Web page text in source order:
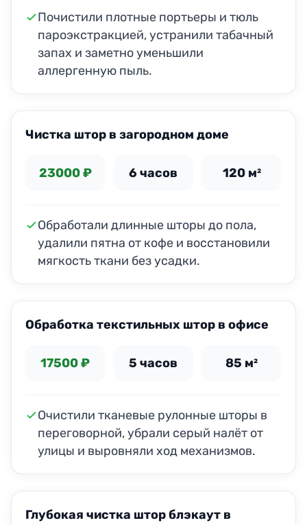
Почистили плотные портьеры и тюль
пароэкстракцией, устранили табачный
запах и заметно уменьшили
аллергенную пыль.
Чистка штор в загородном доме
23000 ₽ 6 часов 120 м²
Обработали длинные шторы до пола,
удалили пятна от кофе и восстановили
мягкость ткани без усадки.
Обработка текстильных штор в офисе
17500 ₽ 5 часов 85 м²
Очистили тканевые рулонные шторы в
переговорной, убрали серый налёт от
улицы и выровняли ход механизмов.
Глубокая чистка штор блэкаут в